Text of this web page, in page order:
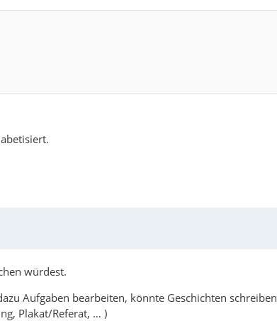
würdest.
Aufgaben bearbeiten, könnte Geschichten
Plakat/Referat, … )